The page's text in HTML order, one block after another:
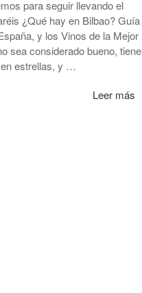
para seguir llevando el
¿Qué hay en Bilbao? Guía
y los Vinos de la Mejor
sea considerado bueno, tiene
estrellas, y …
Leer más